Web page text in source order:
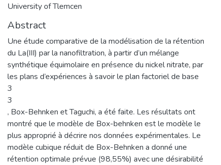
University of Tlemcen
Abstract
Une étude comparative de la modélisation de la rétention
du La(III) par la nanofiltration, à partir d’un mélange
synthétique équimolaire en présence du nickel nitrate, par
les plans d’expériences à savoir le plan factoriel de base
3
3
, Box-Behnken et Taguchi, a été faite. Les résultats ont
montré que le modèle de Box-behnken est le modèle le
plus approprié à décrire nos données expérimentales. Le
modèle cubique réduit de Box-Behnken a donné une
rétention optimale prévue (98,55%) avec une désirabilité